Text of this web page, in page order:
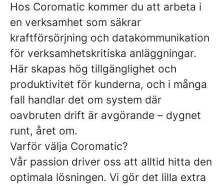
Hos Coromatic kommer du att arbeta i
en verksamhet som säkrar
kraftförsörjning och datakommunikation
för verksamhetskritiska anläggningar.
Här skapas hög tillgänglighet och
produktivitet för kunderna, och i många
fall handlar det om system där
oavbruten drift är avgörande – dygnet
runt, året om.
Varför välja Coromatic?
Vår passion driver oss att alltid hitta den
optimala lösningen. Vi gör det lilla extra